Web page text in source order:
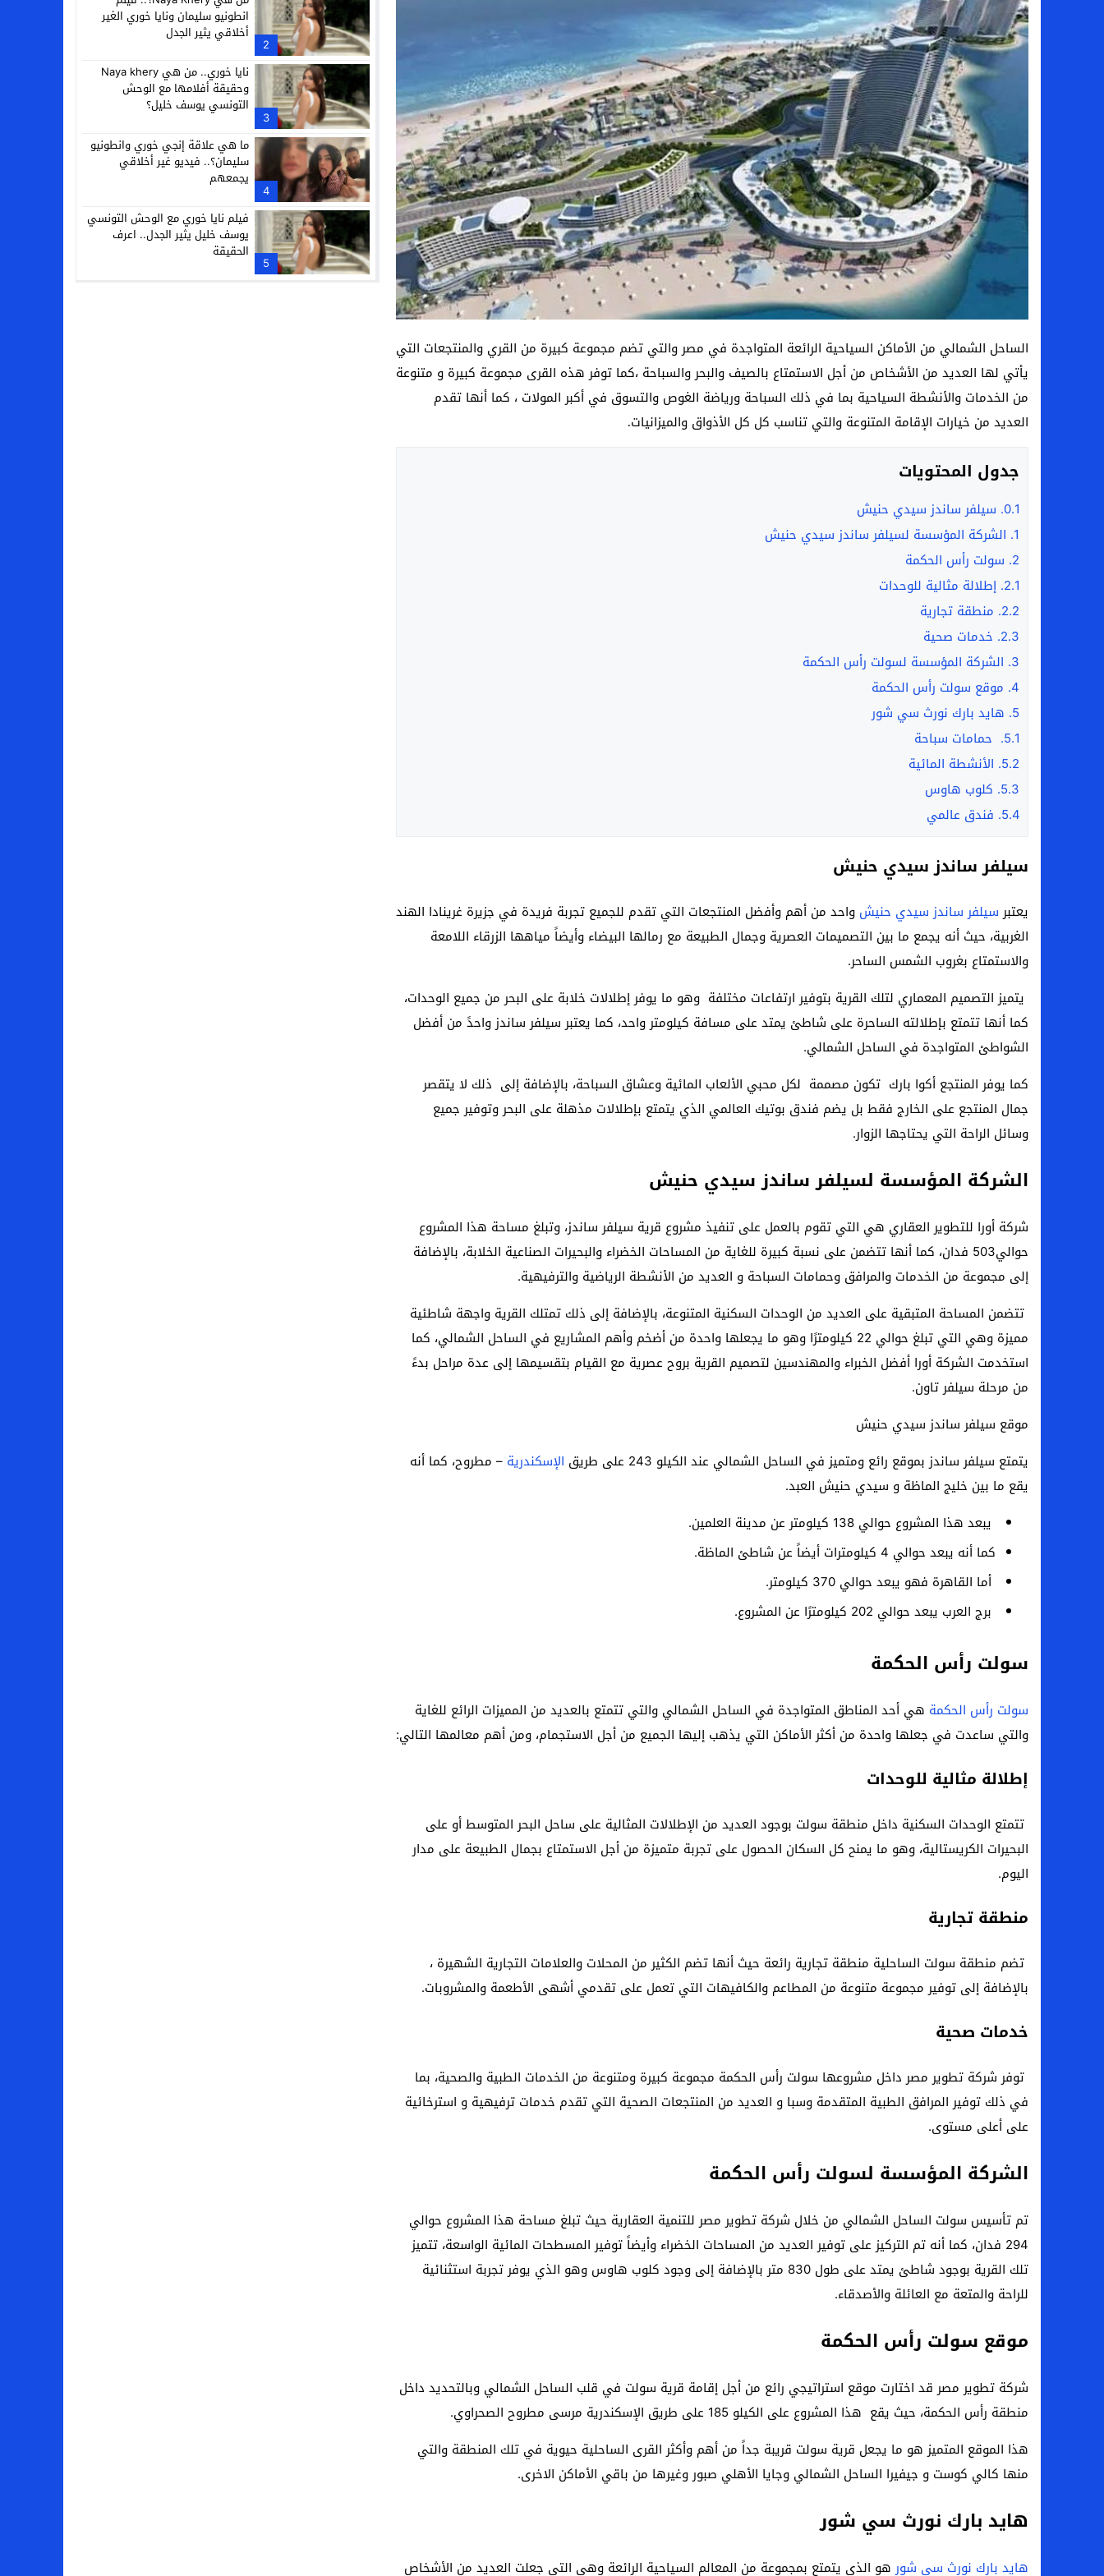
سامو كوستا في معسكر النصر السعودي.. هل انتهت أزمة العالمي المالية؟
إنهاء تعاقد سيف الدين الجزيري مع الزمالك رسميًا
من هي لوز مينديز زوجة إبراهيم دياز بعد خطفها للأنظار؟
الموصل العراقي يعلن ضم المهاجم يوسف أسامة نبيه
الساحل الشمالي من الأماكن السياحية الرائعة المتواجدة في مصر والتي تضم مجموعة كبيرة من القري والمنتجعات التي
يأتي لها العديد من الأشخاص من أجل الاستمتاع بالصيف والبحر والسباحة ،كما توفر هذه القرى مجموعة كبيرة و متنوعة
من الخدمات والأنشطة السياحية بما في ذلك السباحة ورياضة الغوص والتسوق في أكبر المولات ، كما أنها تقدم
العديد من خيارات الإقامة المتنوعة والتي تناسب كل كل الأذواق والميزانيات.
جدول المحتويات
0.1. سيلفر ساندز سيدي حنيش
1. الشركة المؤسسة لسيلفر ساندز سيدي حنيش
2. سولت رأس الحكمة
2.1. إطلالة مثالية للوحدات
2.2. منطقة تجارية
2.3. خدمات صحية
3. الشركة المؤسسة لسولت رأس الحكمة
4. موقع سولت رأس الحكمة
5. هايد بارك نورث سي شور
5.1. حمامات سباحة
5.2. الأنشطة المائية
5.3. كلوب هاوس
5.4. فندق عالمي
سيلفر ساندز سيدي حنيش
يعتبرسيلفر ساندز سيدي حنيش واحد من أهم وأفضل المنتجعات التي تقدم للجميع تجربة فريدة في جزيرة غرينادا الهند
الغربية، حيث أنه يجمع ما بين التصميمات العصرية وجمال الطبيعة مع رمالها البيضاء وأيضاً مياهها الزرقاء اللامعة
والاستمتاع بغروب الشمس الساحر.
يتميز التصميم المعماري لتلك القرية بتوفير ارتفاعات مختلفة وهو ما يوفر إطلالات خلابة على البحر من جميع الوحدات،
كما أنها تتمتع بإطلالته الساحرة على شاطئ يمتد على مسافة كيلومتر واحد، كما يعتبر سيلفر ساندز واحدً من أفضل
الشواطئ المتواجدة في الساحل الشمالي.
كما يوفر المنتجع أكوا بارك تكون مصممة لكل محبي الألعاب المائية وعشاق السباحة، بالإضافة إلى ذلك لا يتقصر
جمال المنتجع على الخارج فقط بل يضم فندق بوتيك العالمي الذي يتمتع بإطلالات مذهلة على البحر وتوفير جميع
وسائل الراحة التي يحتاجها الزوار.
الشركة المؤسسة لسيلفر ساندز سيدي حنيش
شركة أورا للتطوير العقاري هي التي تقوم بالعمل على تنفيذ مشروع قرية سيلفر ساندز، وتبلغ مساحة هذا المشروع
حوالي503 فدان، كما أنها تتضمن على نسبة كبيرة للغاية من المساحات الخضراء والبحيرات الصناعية الخلابة، بالإضافة
إلى مجموعة من الخدمات والمرافق وحمامات السباحة و العديد من الأنشطة الرياضية والترفيهية.
تتضمن المساحة المتبقية على العديد من الوحدات السكنية المتنوعة، بالإضافة إلى ذلك تمتلك القرية واجهة شاطئية
مميزة وهي التي تبلغ حوالي 22 كيلومترًا وهو ما يجعلها واحدة من أضخم وأهم المشاريع في الساحل الشمالي، كما
استخدمت الشركة أورا أفضل الخبراء والمهندسين لتصميم القرية بروح عصرية مع القيام بتقسيمها إلى عدة مراحل بدءً
من مرحلة سيلفر تاون.
موقع سيلفر ساندز سيدي حنيش
يتمتع سيلفر ساندز بموقع رائع ومتميز في الساحل الشمالي عند الكيلو 243 على طريق
الإسكندرية – مطروح، كما أنه
يقع ما بين خليج الماظة و سيدي حنيش العبد.
يبعد هذا المشروع حوالي 138 كيلومتر عن مدينة العلمين.
كما أنه يبعد حوالي 4 كيلومترات أيضاً عن شاطئ الماظة.
أما القاهرة فهو يبعد حوالي 370 كيلومتر.
برج العرب يبعد حوالي 202 كيلومترًا عن المشروع.
سولت رأس الحكمة
سولت رأس الحكمة هي أحد المناطق المتواجدة في الساحل الشمالي والتي تتمتع بالعديد من المميزات الرائع للغاية
والتي ساعدت في جعلها واحدة من أكثر الأماكن التي يذهب إليها الجميع من أجل الاستجمام، ومن أهم معالمها التالي:
إطلالة مثالية للوحدات
تتمتع الوحدات السكنية داخل منطقة سولت بوجود العديد من الإطلالات المثالية على ساحل البحر المتوسط أو على
البحيرات الكريستالية، وهو ما يمنح كل السكان الحصول على تجربة متميزة من أجل الاستمتاع بجمال الطبيعة على مدار
اليوم.
منطقة تجارية
تضم منطقة سولت الساحلية منطقة تجارية رائعة حيث أنها تضم الكثير من المحلات والعلامات التجارية الشهيرة ،
بالإضافة إلى توفير مجموعة متنوعة من المطاعم والكافيهات التي تعمل على تقدمي أشهى الأطعمة والمشروبات.
خدمات صحية
توفر شركة تطوير مصر داخل مشروعها سولت رأس الحكمة مجموعة كبيرة ومتنوعة من الخدمات الطبية والصحية، بما
في ذلك توفير المرافق الطبية المتقدمة وسبا و العديد من المنتجعات الصحية التي تقدم خدمات ترفيهية و استرخائية
على أعلى مستوى.
الشركة المؤسسة لسولت رأس الحكمة
تم تأسيس سولت الساحل الشمالي من خلال شركة تطوير مصر للتنمية العقارية حيث تبلغ مساحة هذا المشروع حوالي
294 فدان، كما أنه تم التركيز على توفير العديد من المساحات الخضراء وأيضاً توفير المسطحات المائية الواسعة، تتميز
تلك القرية بوجود شاطئ يمتد على طول 830 متر بالإضافة إلى وجود كلوب هاوس وهو الذي يوفر تجربة استثنائية
للراحة والمتعة مع العائلة والأصدقاء.
موقع سولت رأس الحكمة
شركة تطوير مصر قد اختارت موقع استراتيجي رائع من أجل إقامة قرية سولت في قلب الساحل الشمالي وبالتحديد داخل
منطقة رأس الحكمة، حيث يقع هذا المشروع على الكيلو 185 على طريق الإسكندرية مرسى مطروح الصحراوي.
هذا الموقع المتميز هو ما يجعل قرية سولت قريبة جداً من أهم وأكثر القرى الساحلية حيوية في تلك المنطقة والتي
منها كالي كوست و جيفيرا الساحل الشمالي وجايا الأهلي صبور وغيرها من باقي الأماكن الاخرى.
هايد بارك نورث سي شور
هايد بارك نورث سي شورهو الذي يتمتع بمجموعة من المعالم السياحية الرائعة وهي التي جعلت العديد من الأشخاص
2
انطونيو سليمان ونايا خوري الغير
أخلاقي يثير الجدل
3
نايا خوري.. من هي Naya khery
وحقيقة أفلامها مع الوحش
التونسي يوسف خليل؟
4
ما هي علاقة إنجي خوري وانطونيو
سليمان؟.. فيديو غير أخلاقي
يجمعهم
5
فيلم نايا خوري مع الوحش التونسي
يوسف خليل يثير الجدل.. اعرف
الحقيقة